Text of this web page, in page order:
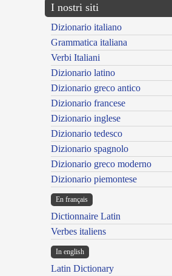
I nostri siti
Dizionario italiano
Grammatica italiana
Verbi Italiani
Dizionario latino
Dizionario greco antico
Dizionario francese
Dizionario inglese
Dizionario tedesco
Dizionario spagnolo
Dizionario greco moderno
Dizionario piemontese
En français
Dictionnaire Latin
Verbes italiens
In english
Latin Dictionary